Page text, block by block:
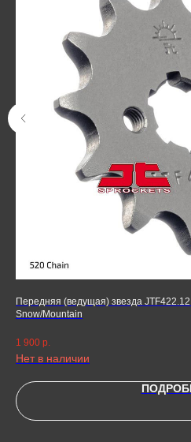
Передняя (ведущая) звезда
Snow/Mountain
1 900 р.
Нет в наличии